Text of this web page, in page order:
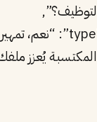
يُعزز